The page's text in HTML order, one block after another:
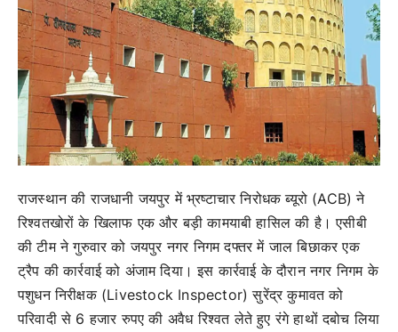
राजस्थान की राजधानी जयपुर में भ्रष्टाचार निरोधक ब्यूरो (ACB) ने
रिश्वतखोरों के खिलाफ एक और बड़ी कामयाबी हासिल की है। एसीबी
की टीम ने गुरुवार को जयपुर नगर निगम दफ्तर में जाल बिछाकर एक
ट्रैप की कार्रवाई को अंजाम दिया। इस कार्रवाई के दौरान नगर निगम के
पशुधन निरीक्षक (Livestock Inspector) सुरेंद्र कुमावत को
परिवादी से 6 हजार रुपए की अवैध रिश्वत लेते हुए रंगे हाथों दबोच लिया